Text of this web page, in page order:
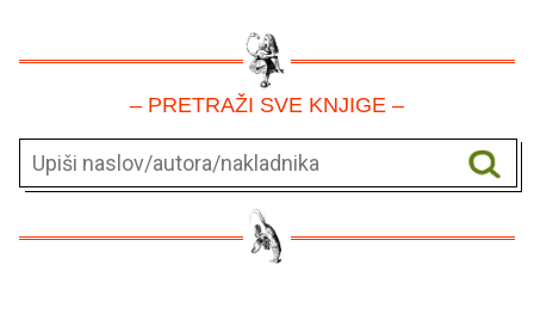
– PRETRAŽI SVE KNJIGE –